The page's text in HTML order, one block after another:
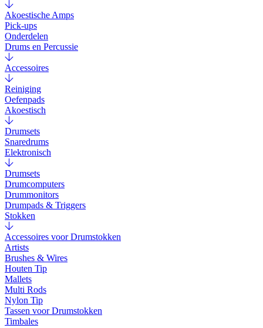
Akoestische Amps
Pick-ups
Onderdelen
Drums en Percussie
Accessoires
Reiniging
Oefenpads
Akoestisch
Drumsets
Snaredrums
Elektronisch
Drumsets
Drumcomputers
Drummonitors
Drumpads & Triggers
Stokken
Accessoires voor Drumstokken
Artists
Brushes & Wires
Houten Tip
Mallets
Multi Rods
Nylon Tip
Tassen voor Drumstokken
Timbales